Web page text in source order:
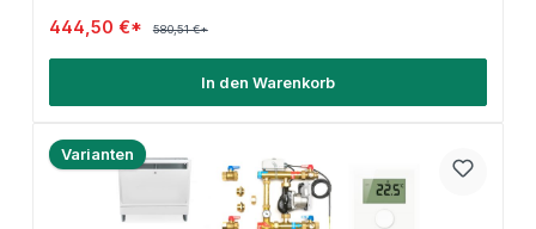
444,50 €* 580,51 €*
In den Warenkorb
Varianten